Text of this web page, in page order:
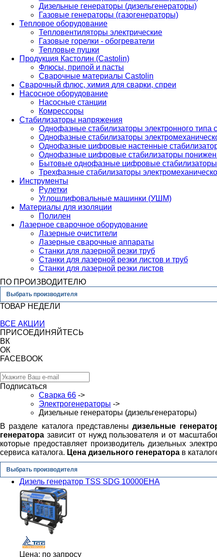
Дизельные генераторы (дизельгенераторы)
Газовые генераторы (газогенераторы)
Тепловое оборудование
Тепловентиляторы электрические
Газовые горелки - обогреватели
Тепловые пушки
Продукция Кастолин (Castolin)
Флюсы, припой и пасты
Сварочные материалы Castolin
Сварочный флюс, химия для сварки, спреи
Насосное оборудование
Насосные станции
Комрессоры
Стабилизаторы напряжения
Однофазные стабилизаторы электронного
Однофазные стабилизаторы
Однофазные цифровые настенные
Однофазные цифровые стабилизаторы
Бытовые однофазные цифровые стабилизаторы
Трехфазные стабилизаторы
Инструменты
Рулетки
Углошлифовальные машинки (УШМ)
Материалы для изоляции
Полилен
Лазерное сварочное оборудование
Лазерные очистители
Лазерные сварочные аппараты
Станки для лазерной резки труб
Станки для лазерной резки листов и труб
Станки для лазерной резки листов
ПО ПРОИЗВОДИТЕЛЮ
Выбрать производителя
ТОВАР НЕДЕЛИ
ВСЕ АКЦИИ
ПРИСОЕДИНЯЙТЕСЬ
ВК
ОК
FACEBOOK
Подписаться
Сварка 66 ->
Электрогенераторы ->
Дизельные генераторы (дизельгенераторы)
В разделе каталога представленыдизельные
генератора зависит от нужд пользователя и от
которые предоставляет производитель дизельных
сервиса каталога. Цена дизельного генератора в
Выбрать производителя
Дизель генератор TSS SDG 10000EHA
Цена: по запросу